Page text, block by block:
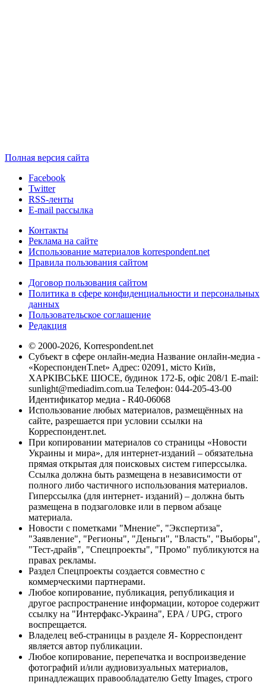
Полная версия сайта
Facebook
Twitter
RSS-ленты
E-mail рассылка
Контакты
Реклама на сайте
Использование материалов korrespondent.net
Правила пользования сайтом
Договор пользования сайтом
Политика в сфере конфиденциальности и персональных
данных
Пользовательское соглашение
Редакция
© 2000-2026, Korrespondent.net
Субъект в сфере онлайн-медиа Название онлайн-медиа -
«КореспонденТ.net» Адрес: 02091, місто Київ,
ХАРКІВСЬКЕ ШОСЕ, будинок 172-Б, офіс 208/1 E-mail:
sunlight@mediadim.com.ua Телефон: 044-205-43-00
Идентификатор медиа - R40-06068
Использование любых материалов, размещённых на
сайте, разрешается при условии ссылки на
Корреспондент.net.
При копировании материалов со страницы «Новости
Украины и мира», для интернет-изданий – обязательна
прямая открытая для поисковых систем гиперссылка.
Ссылка должна быть размещена в независимости от
полного либо частичного использования материалов.
Гиперссылка (для интернет- изданий) – должна быть
размещена в подзаголовке или в первом абзаце
материала.
Новости с пометками "Мнение", "Экспертиза",
"Заявление", "Регионы", "Деньги", "Власть", "Выборы",
"Тест-драйв", "Спецпроекты", "Промо" публикуются на
правах рекламы.
Раздел Спецпроекты создается совместно с
коммерческими партнерами.
Любое копирование, публикация, републикация и
другое распространение информации, которое содержит
ссылку на "Интерфакс-Украина", EPA / UPG, строго
воспрещается.
Владелец веб-страницы в разделе Я- Корреспондент
является автор публикации.
Любое копирование, перепечатка и воспроизведение
фотографий и/или аудиовизуальных материалов,
принадлежащих правообладателю Getty Images, строго